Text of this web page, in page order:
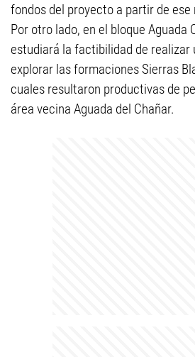
fondos del proyecto a partir de ese
Por otro lado, en el bloque Aguada
estudiará la factibilidad de realizar
explorar las formaciones Sierras
cuales resultaron productivas de
área vecina Aguada del Chañar.